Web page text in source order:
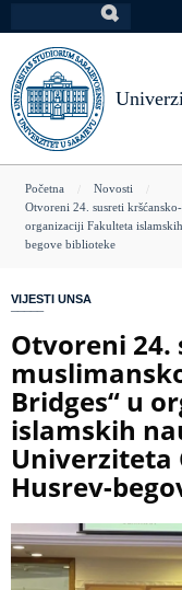
na
glavni
sadržaj
You
are
here
Početna
Novosti
Otvoreni 24. susreti
organizaciji Fakulteta
begove biblioteke
VIJESTI UNSA
Otvoreni 24.
Bridges“ u
islamskih
Univerziteta
Husrev-